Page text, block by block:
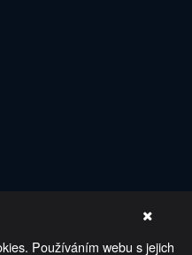
Používáním webu s jejich